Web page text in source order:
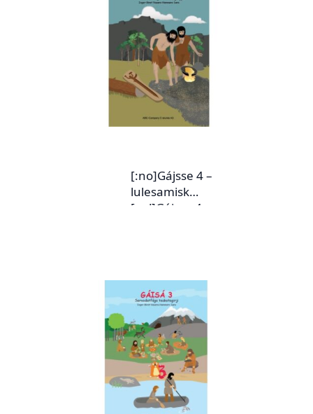
[:no]Gájsse 4 –
lulesamisk
[:yd]Gájsse 4 –
ájsse 4 –
siebriedahkefaage
(lulesamisk)
[:en]Gájsse 4 –
Lule Sámi
[:fi]Gájsse 4
yhteiskuntaoppi
(luulajansaame) [:]